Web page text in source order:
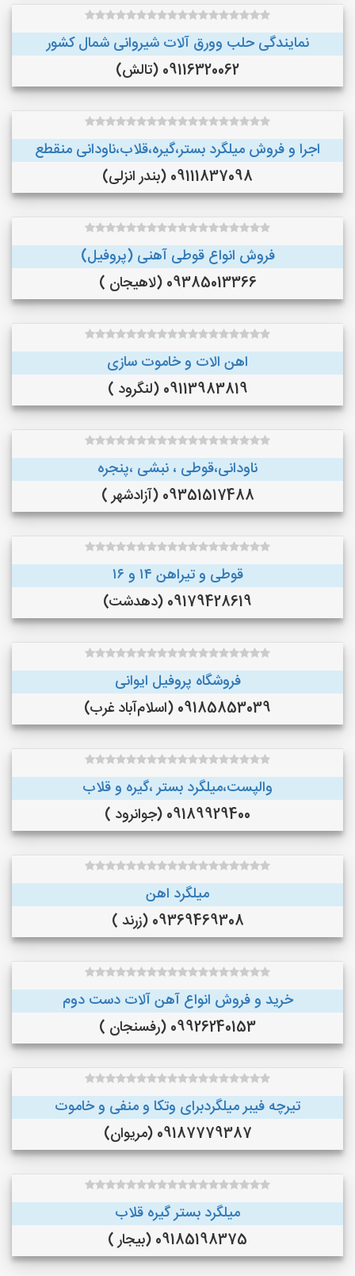
نمایندگی حلب وورق آلات شیروانی شمال کشور
09116320062 (تالش)
اجرا و فروش میلگرد بستر،گیره،قلاب،ناودانی منقطع
09111837098 (بندر انزلی)
فروش انواع قوطی آهنی (پروفیل)
09385013366 (لاهیجان )
اهن الات و خاموت سازی
09113983819 (لنگرود )
ناودانی،قوطی ، نبشی ،پنجره
09351517488 (آزادشهر )
قوطی و تیراهن ۱۴ و ۱۶
09179428619 (دهدشت)
فروشگاه پروفیل ایوانی
09185853039 (اسلام‌آباد غرب)
والپست،میلگرد بستر ،گیره و قلاب
09189929400 (جوانرود )
میلگرد اهن
09369469308 (زرند )
خرید و فروش انواع آهن آلات دست دوم
09926240153 (رفسنجان )
تیرچه فیبر میلگردبرای وتکا و منفی و خاموت
09187779387 (مریوان)
میلگرد بستر گیره قلاب
09185198375 (بیجار )